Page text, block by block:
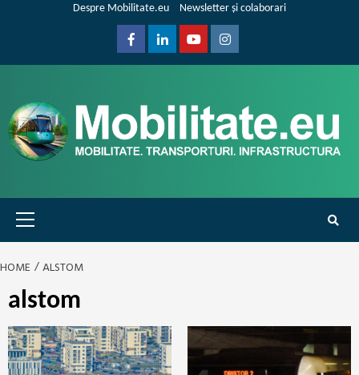
Despre Mobilitate.eu Newsletter și colaborari
FacebookLinkedinYoutubeInstagram
Primary
Menu
HOME ALSTOM
alstom